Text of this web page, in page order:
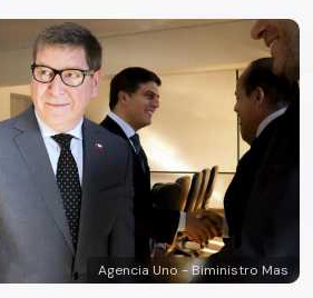
Agencia Uno - Biministro Mas